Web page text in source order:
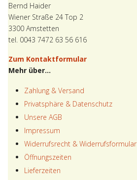
Bernd Haider
Wiener Straße 24 Top 2
3300 Amstetten
tel. 0043 7472 63 56 616
Zum Kontaktformular
Mehr über...
Zahlung & Versand
Privatsphäre & Datenschutz
Unsere AGB
Impressum
Widerrufsrecht & Widerrufsformular
Öffnungszeiten
Lieferzeiten